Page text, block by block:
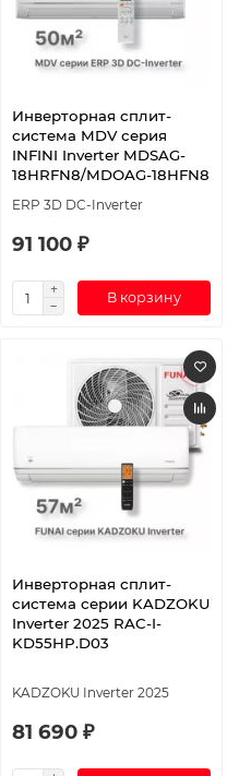
Инверторная сплит-
система MDV серия
INFINI Inverter MDSAG-
18HRFN8/MDOAG-18HFN8
ERP 3D DC-Inverter
91 100 ₽
В корзину
Инверторная сплит-
система серии KADZOKU
Inverter 2025 RAC-I-
KD55HP.D03
KADZOKU Inverter 2025
81 690 ₽